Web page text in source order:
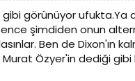
gibi görünüyor ufukta.Ya
şimdiden onun
Ben de Dixon'ın
Özyer'in dediği gibi